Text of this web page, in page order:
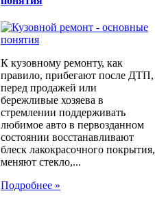
К кузовному ремонту, как
правило, прибегают после ДТП,
перед продажей или
бережливые хозяева в
стремлении поддерживать
любимое авто в первозданном
состоянии восстанавливают
блеск лакокрасочного покрытия,
меняют стекло,...
Подробнее »